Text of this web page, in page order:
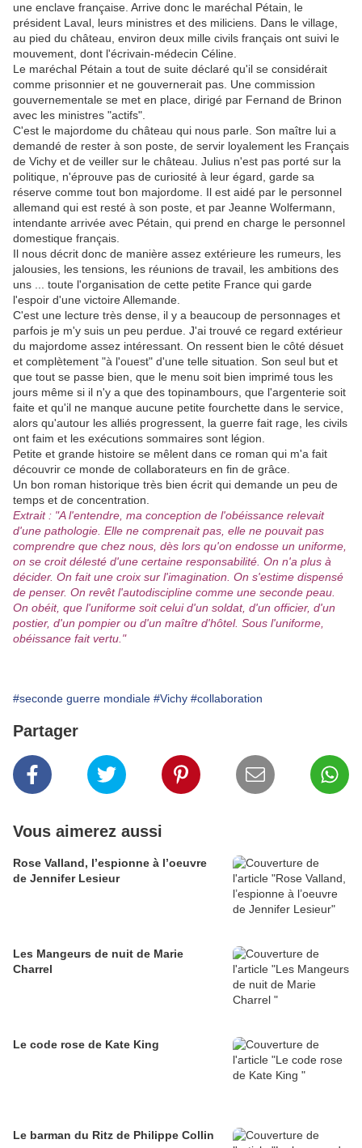
une enclave française. Arrive donc le maréchal Pétain, le
président Laval, leurs ministres et des miliciens. Dans le village,
au pied du château, environ deux mille civils français ont suivi le
mouvement, dont l'écrivain-médecin Céline.
Le maréchal Pétain a tout de suite déclaré qu'il se considérait
comme prisonnier et ne gouvernerait pas. Une commission
gouvernementale se met en place, dirigé par Fernand de Brinon
avec les ministres "actifs".
C'est le majordome du château qui nous parle. Son maître lui a
demandé de rester à son poste, de servir loyalement les Français
de Vichy et de veiller sur le château. Julius n'est pas porté sur la
politique, n'éprouve pas de curiosité à leur égard, garde sa
réserve comme tout bon majordome. Il est aidé par le personnel
allemand qui est resté à son poste, et par Jeanne Wolfermann,
intendante arrivée avec Pétain, qui prend en charge le personnel
domestique français.
Il nous décrit donc de manière assez extérieure les rumeurs, les
jalousies, les tensions, les réunions de travail, les ambitions des
uns ... toute l'organisation de cette petite France qui garde
l'espoir d'une victoire Allemande.
C'est une lecture très dense, il y a beaucoup de personnages et
parfois je m'y suis un peu perdue. J'ai trouvé ce regard extérieur
du majordome assez intéressant. On ressent bien le côté désuet
et complètement "à l'ouest" d'une telle situation. Son seul but et
que tout se passe bien, que le menu soit bien imprimé tous les
jours même si il n'y a que des topinambours, que l'argenterie soit
faite et qu'il ne manque aucune petite fourchette dans le service,
alors qu'autour les alliés progressent, la guerre fait rage, les civils
ont faim et les exécutions sommaires sont légion.
Petite et grande histoire se mêlent dans ce roman qui m'a fait
découvrir ce monde de collaborateurs en fin de grâce.
Un bon roman historique très bien écrit qui demande un peu de
temps et de concentration.
Extrait : "A l'entendre, ma conception de l'obéissance relevait
d'une pathologie. Elle ne comprenait pas, elle ne pouvait pas
comprendre que chez nous, dès lors qu'on endosse un uniforme,
on se croit délesté d'une certaine responsabilité. On n'a plus à
décider. On fait une croix sur l'imagination. On s'estime dispensé
de penser. On revêt l'autodiscipline comme une seconde peau.
On obéit, que l'uniforme soit celui d'un soldat, d'un officier, d'un
postier, d'un pompier ou d'un maître d'hôtel. Sous l'uniforme,
obéissance fait vertu."
#seconde guerre mondiale #Vichy #collaboration
Partager
Vous aimerez aussi
Rose Valland, l’espionne à l’oeuvre
de Jennifer Lesieur
Les Mangeurs de nuit de Marie
Charrel
Le code rose de Kate King
Le barman du Ritz de Philippe Collin